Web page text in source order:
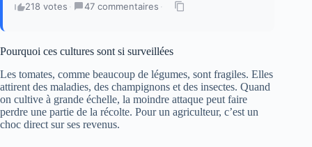
218 votes · 47 commentaires ·
Pourquoi ces cultures sont si surveillées
Les tomates, comme beaucoup de légumes, sont fragiles. Elles
attirent des maladies, des champignons et des insectes. Quand
on cultive à grande échelle, la moindre attaque peut faire
perdre une partie de la récolte. Pour un agriculteur, c’est un
choc direct sur ses revenus.